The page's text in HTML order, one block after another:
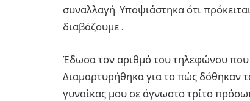
συναλλαγή. Υποψιάστηκα ότι
διαβάζουμε .
Έδωσα τον αριθμό του τηλεφώνου που
Διαμαρτυρήθηκα για το πώς δόθηκαν
γυναίκας μου σε άγνωστο τρίτο